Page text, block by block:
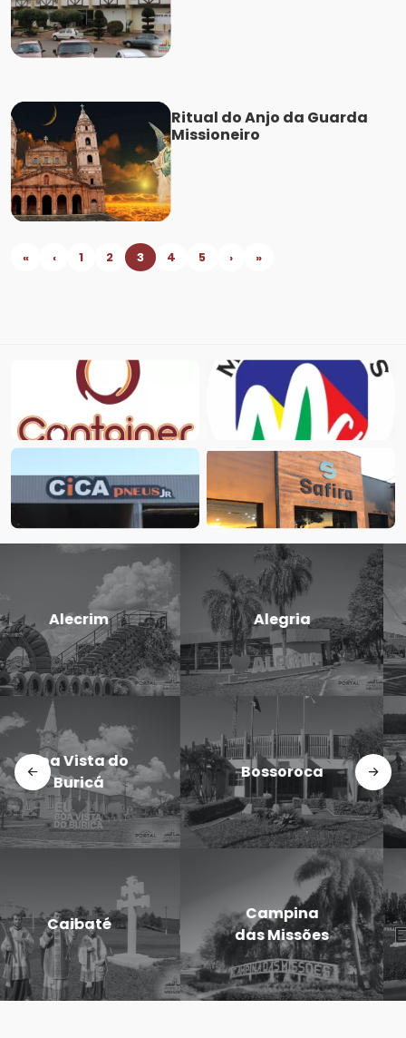
Ritual do Anjo da Guarda
Missioneiro
« ‹ 1 2 3 4 5 › »
Candido
Godói
Cerro Largo
Dezesseis de
Novembro
Doutor
Maurício
Cardoso
Entre-Ijuís
Eugênio de
Castro